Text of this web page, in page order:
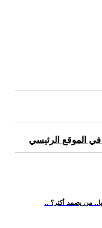
الموقع الرئيسي
من يصمد أكثر؟